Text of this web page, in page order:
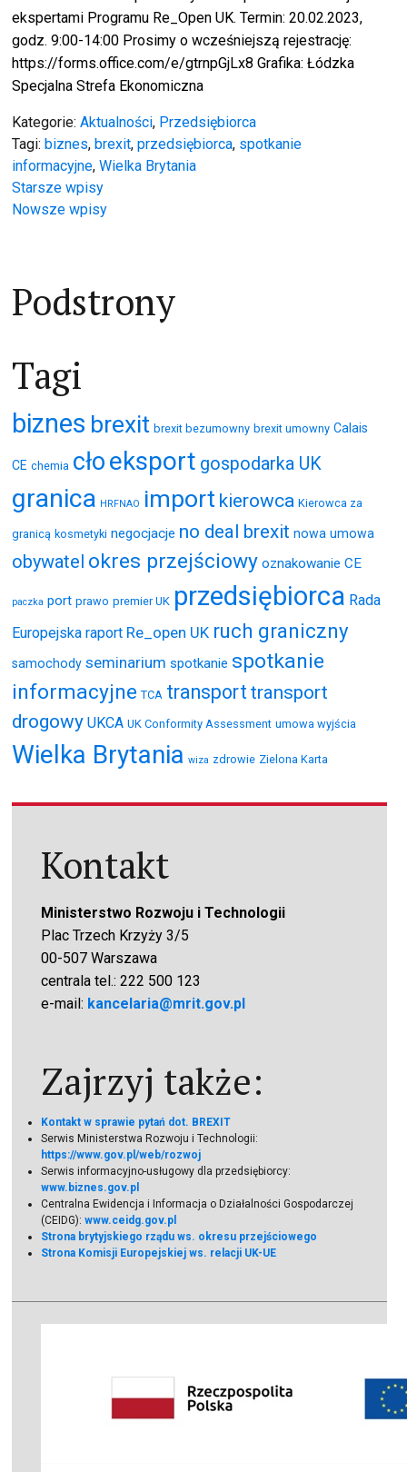
ekspertami Programu Re_Open UK. Termin: 20.02.2023,
godz. 9:00-14:00 Prosimy o wcześniejszą rejestrację:
https://forms.office.com/e/gtrnpGjLx8 Grafika: Łódzka
Specjalna Strefa Ekonomiczna
Kategorie:Aktualności, Przedsiębiorca
Tagi:biznes,brexit,przedsiębiorca, spotkanie
informacyjne,Wielka Brytania
Nawigacja
wpisach
Starsze wpisy
Nowsze wpisy
Podstrony
Tagi
biznes brexit brexit bezumowny brexit umowny Calais
CE chemia cłoeksport gospodarka UK
granica HRFNAO import kierowca Kierowca za
granicą kosmetyki negocjacje no deal brexit nowa umowa
obywatel okres przejściowy oznakowanie CE
paczka port prawo premier UK przedsiębiorca Rada
Europejska raport Re_open UK ruch graniczny
samochody seminarium spotkanie spotkanie
informacyjne TCA transport transport
drogowy UKCA UK Conformity Assessment umowa wyjścia
Wielka Brytania wiza zdrowie Zielona Karta
Kontakt
Ministerstwo Rozwoju i Technologii
Plac Trzech Krzyży 3/5
00-507 Warszawa
centrala tel.: 222 500 123
e-mail: kancelaria@mrit.gov.pl
Zajrzyj także:
Kontakt w sprawie pytań dot. BREXIT
Serwis Ministerstwa Rozwoju i Technologii:
https://www.gov.pl/web/rozwoj
Serwis informacyjno-usługowy dla przedsiębiorcy:
www.biznes.gov.pl
Centralna Ewidencja i Informacja o Działalności Gospodarczej
(CEIDG):www.ceidg.gov.pl
Strona brytyjskiego rządu ws. okresu przejściowego
Strona Komisji Europejskiej ws. relacji UK-UE